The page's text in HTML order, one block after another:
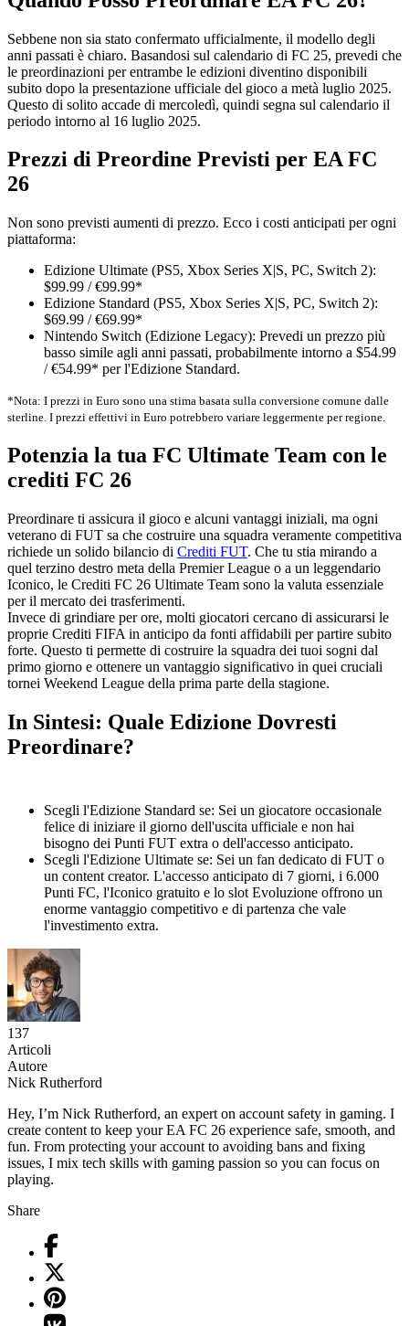
Sebbene non sia stato confermato ufficialmente, il modello degli
anni passati è chiaro. Basandosi sul calendario di FC 25, prevedi che
le preordinazioni per entrambe le edizioni diventino disponibili
subito dopo la presentazione ufficiale del gioco a metà luglio 2025.
Questo di solito accade di mercoledì, quindi segna sul calendario il
periodo intorno al 16 luglio 2025.
Prezzi di Preordine Previsti per EA FC
26
Non sono previsti aumenti di prezzo. Ecco i costi anticipati per ogni
piattaforma:
Edizione Ultimate (PS5, Xbox Series X|S, PC, Switch 2):
$99.99 / €99.99*
Edizione Standard (PS5, Xbox Series X|S, PC, Switch 2):
$69.99 / €69.99*
Nintendo Switch (Edizione Legacy): Prevedi un prezzo più
basso simile agli anni passati, probabilmente intorno a $54.99
/ €54.99* per l'Edizione Standard.
*Nota: I prezzi in Euro sono una stima basata sulla conversione comune dalle
sterline. I prezzi effettivi in Euro potrebbero variare leggermente per regione.
Potenzia la tua FC Ultimate Team con le
crediti FC 26
Preordinare ti assicura il gioco e alcuni vantaggi iniziali, ma ogni
veterano di FUT sa che costruire una squadra veramente competitiva
richiede un solido bilancio di Crediti FUT. Che tu stia mirando a
quel terzino destro meta della Premier League o a un leggendario
Iconico, le Crediti FC 26 Ultimate Team sono la valuta essenziale
per il mercato dei trasferimenti.
Invece di grindiare per ore, molti giocatori cercano di assicurarsi le
proprie Crediti FIFA in anticipo da fonti affidabili per partire subito
forte. Questo ti permette di costruire la squadra dei tuoi sogni dal
primo giorno e ottenere un vantaggio significativo in quei cruciali
tornei Weekend League della prima parte della stagione.
In Sintesi: Quale Edizione Dovresti
Preordinare?
Scegli l'Edizione Standard se: Sei un giocatore occasionale
felice di iniziare il giorno dell'uscita ufficiale e non hai
bisogno dei Punti FUT extra o dell'accesso anticipato.
Scegli l'Edizione Ultimate se: Sei un fan dedicato di FUT o
un content creator. L'accesso anticipato di 7 giorni, i 6.000
Punti FC, l'Iconico gratuito e lo slot Evoluzione offrono un
enorme vantaggio competitivo e di partenza che vale
l'investimento extra.
137
Articoli
Autore
Nick Rutherford
Hey, I’m Nick Rutherford, an expert on account safety in gaming. I
create content to keep your EA FC 26 experience safe, smooth, and
fun. From protecting your account to avoiding bans and fixing
issues, I mix tech skills with gaming passion so you can focus on
playing.
Share